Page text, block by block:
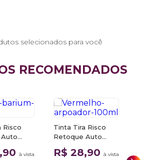
selecionados para você
RECOMENDADOS
Risco
à vista
Tinta Tira Risco
Retoque Auto
Vermelho
Arpoador PWA
R$ 28,90 à vista